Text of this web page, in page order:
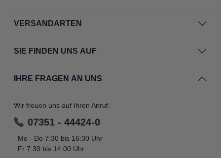
VERSANDARTEN
SIE FINDEN UNS AUF
IHRE FRAGEN AN UNS
Wir freuen uns auf Ihren Anruf.
07351 - 44424-0
Mo - Do 7:30 bis 16:30 Uhr
Fr 7:30 bis 14:00 Uhr